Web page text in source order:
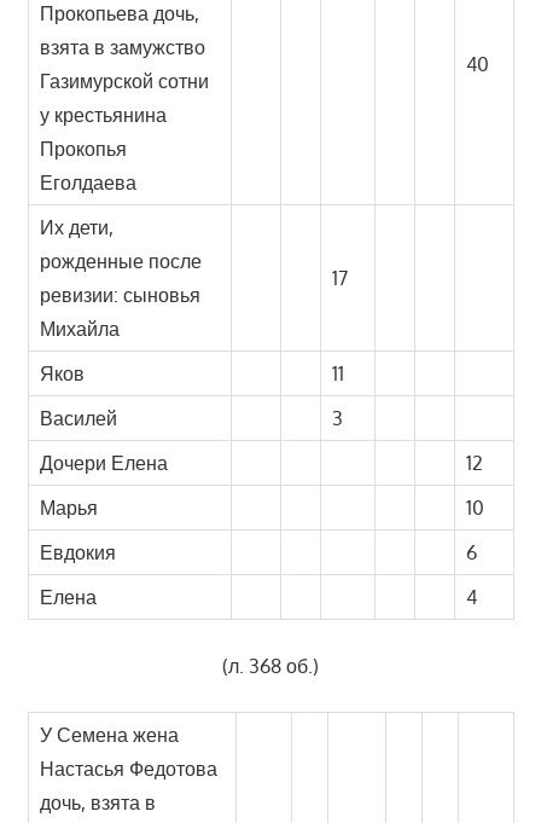
Прокопьева дочь,
взята в замужство
Газимурской сотни
у крестьянина
Прокопья
Еголдаева
40
Их дети,
рожденные после
ревизии: сыновья
Михайла
17
Яков
11
Василей
3
Дочери Елена
12
Марья
10
Евдокия
6
Елена
4
(л. 368 об.)
У Семена жена
Настасья Федотова
дочь, взята в